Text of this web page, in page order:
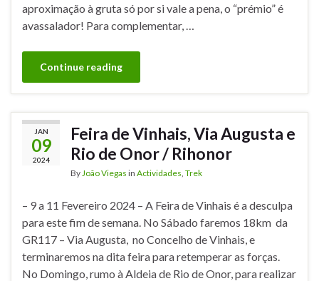
aproximação à gruta só por si vale a pena, o “prémio” é
avassalador! Para complementar, …
Continue reading
JAN
09
2024
Feira de Vinhais, Via Augusta e
Rio de Onor / Rihonor
By João Viegas in Actividades Trek
– 9 a 11 Fevereiro 2024 – A Feira de Vinhais é a desculpa
para este fim de semana. No Sábado faremos 18km da
GR117 – Via Augusta, no Concelho de Vinhais, e
terminaremos na dita feira para retemperar as forças.
No Domingo, rumo à Aldeia de Rio de Onor, para realizar